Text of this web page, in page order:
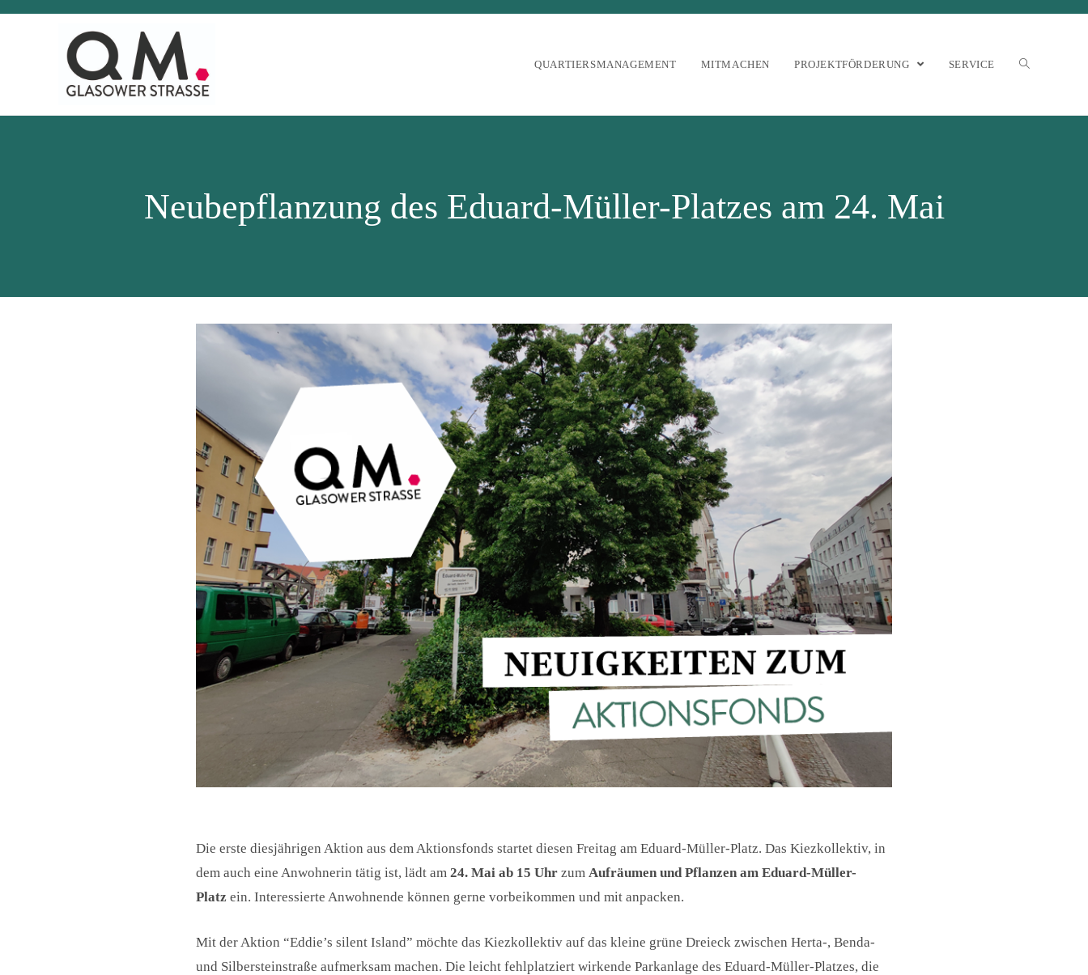
QUARTIERSMANAGEMENT MITMACHEN PROJEKTFÖRDERUNG SERVICE
Neubepflanzung des Eduard-Müller-Platzes am 24. Mai
Die erste diesjährigen Aktion aus dem Aktionsfonds startet diesen Freitag am Eduard-Müller-Platz. Das Kiezkollektiv, in
dem auch eine Anwohnerin tätig ist, lädt am 24. Mai ab 15 Uhr zum Aufräumen und Pflanzen am Eduard-Müller-
Platz ein. Interessierte Anwohnende können gerne vorbeikommen und mit anpacken.
Mit der Aktion “Eddie’s silent Island” möchte das Kiezkollektiv auf das kleine grüne Dreieck zwischen Herta-, Benda-
und Silbersteinstraße aufmerksam machen. Die leicht fehlplatziert wirkende Parkanlage des Eduard-Müller-Platzes, die